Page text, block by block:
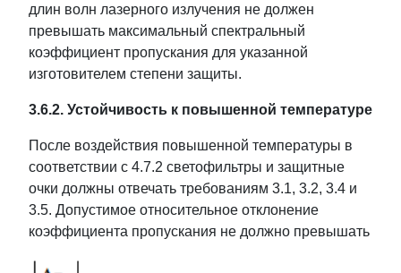
длин волн лазерного излучения не должен
превышать максимальный спектральный
коэффициент пропускания для указанной
изготовителем степени защиты.
3.6.2. Устойчивость к повышенной температуре
После воздействия повышенной температуры в
соответствии с 4.7.2 светофильтры и защитные
очки должны отвечать требованиям 3.1, 3.2, 3.4 и
3.5. Допустимое относительное отклонение
коэффициента пропускания не должно превышать